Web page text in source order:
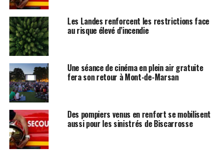
Les Landes renforcent les restrictions face
au risque élevé d’incendie
Une séance de cinéma en plein air gratuite
fera son retour à Mont-de-Marsan
Des pompiers venus en renfort se mobilisent
aussi pour les sinistrés de Biscarrosse